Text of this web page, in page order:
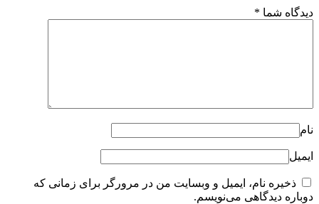
دیدگاه شما *
نام
ایمیل
ذخیره نام، ایمیل و وبسایت من در مرورگر برای زمانی که
دوباره دیدگاهی می‌نویسم.